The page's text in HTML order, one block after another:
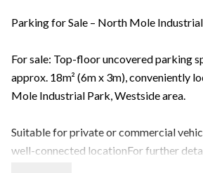
Parking for Sale – North Mole
For sale: Top-floor uncovered parking
approx. 18m² (6m x 3m), conveniently
Mole Industrial Park, Westside area.
Suitable for private or commercial
well-connected locationFor further